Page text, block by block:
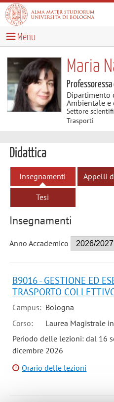
Menu
Maria
Dipartimento
Ambientale e
Settore
Trasporti
Didattica
Insegnamenti Appelli
Tesi
Insegnamenti
Anno Accademico
B9016 - GESTIONE ED
TRASPORTO
Campus: Bologna
Corso:
Laurea Magistrale
Periodo delle lezioni: dal 16
dicembre 2026
Orario delle lezioni